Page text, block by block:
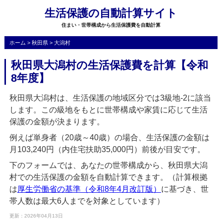
生活保護の自動計算サイト
住まい・世帯構成から生活保護費を自動計算
ホーム > 秋田県> 大潟村
秋田県大潟村の生活保護費を計算【令和
8年度】
秋田県大潟村は、生活保護の地域区分では3級地-2に該当
します。この級地をもとに世帯構成や家賃に応じて生活
保護の金額が決まります。
例えば単身者（20歳～40歳）の場合、生活保護の金額は
月103,240円（内住宅扶助35,000円）前後が目安です。
下のフォームでは、あなたの世帯構成から、秋田県大潟
村での生活保護の金額を自動計算できます。（計算根拠
は厚生労働省の基準（令和8年4月改訂版） に基づき、世
帯人数は最大6人までを対象としています）
更新：2026年04月13日